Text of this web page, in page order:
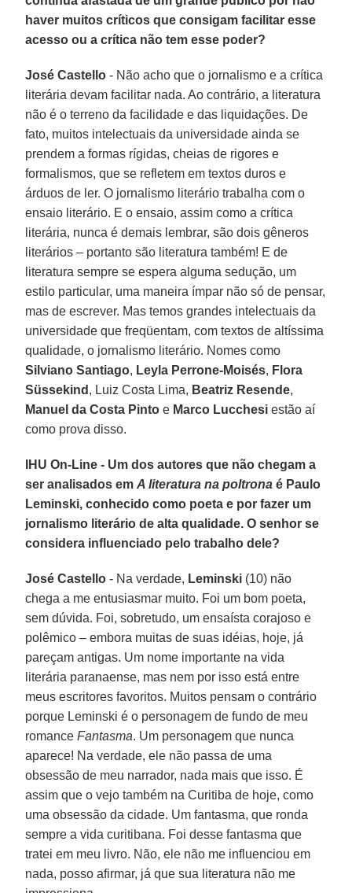
haver muitos críticos que consigam facilitar esse
acesso ou a crítica não tem esse poder?
José Castello - Não acho que o jornalismo e a crítica
literária devam facilitar nada. Ao contrário, a literatura
não é o terreno da facilidade e das liquidações. De
fato, muitos intelectuais da universidade ainda se
prendem a formas rígidas, cheias de rigores e
formalismos, que se refletem em textos duros e
árduos de ler. O jornalismo literário trabalha com o
ensaio literário. E o ensaio, assim como a crítica
literária, nunca é demais lembrar, são dois gêneros
literários – portanto são literatura também! E de
literatura sempre se espera alguma sedução, um
estilo particular, uma maneira ímpar não só de pensar,
mas de escrever. Mas temos grandes intelectuais da
universidade que freqüentam, com textos de altíssima
qualidade, o jornalismo literário. Nomes como
Silviano Santiago, Leyla Perrone-Moisés, Flora
Süssekind , Luiz Costa Lima, Beatriz Resende,
Manuel da Costa Pinto e Marco Lucchesi estão aí
como prova disso.
IHU On-Line - Um dos autores que não chegam a
ser analisados emA literatura na poltrona é Paulo
Leminski, conhecido como poeta e por fazer um
jornalismo literário de alta qualidade. O senhor se
considera influenciado pelo trabalho dele?
José Castello - Na verdade, Leminski (10) não
chega a me entusiasmar muito. Foi um bom poeta,
sem dúvida. Foi, sobretudo, um ensaísta corajoso e
polêmico – embora muitas de suas idéias, hoje, já
pareçam antigas. Um nome importante na vida
literária paranaense, mas nem por isso está entre
meus escritores favoritos. Muitos pensam o contrário
porque Leminski é o personagem de fundo de meu
romanceFantasma. Um personagem que nunca
aparece! Na verdade, ele não passa de uma
obsessão de meu narrador, nada mais que isso. É
assim que o vejo também na Curitiba de hoje, como
uma obsessão da cidade. Um fantasma, que ronda
sempre a vida curitibana. Foi desse fantasma que
tratei em meu livro. Não, ele não me influenciou em
nada, posso afirmar, já que sua literatura não me